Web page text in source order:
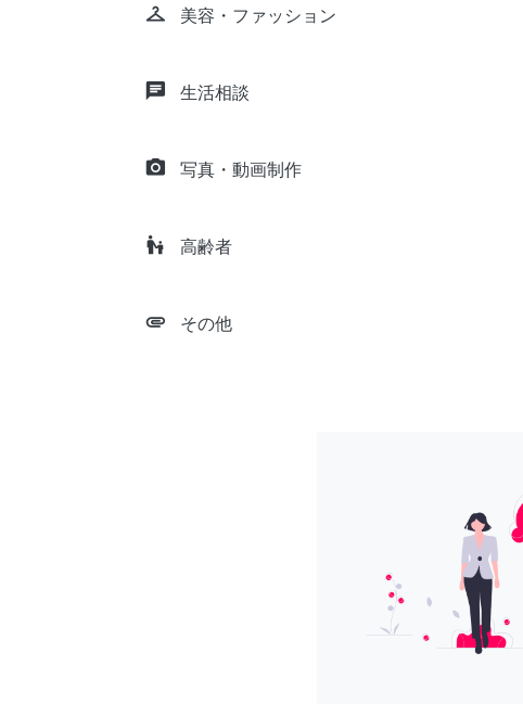
checkroom 美容・ファッション
chat 生活相談
camera_alt 写真・動画制作
escalator_warning 高齢者
attachment その他